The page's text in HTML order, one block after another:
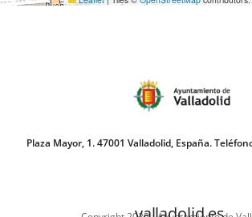
Plaza Mayor, 1. 47001 Valladolid, España.